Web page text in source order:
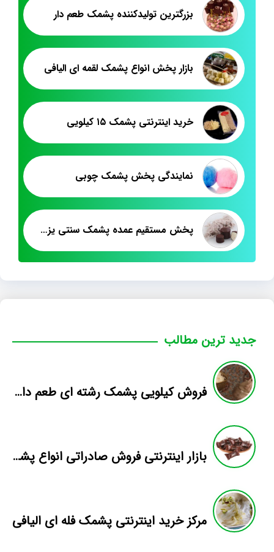
بزرگترین تولیدکننده پشمک طعم دار
بازار پخش انواع پشمک لقمه ای الیافی
خرید اینترنتی پشمک ۱۵ کیلویی
نمایندگی پخش پشمک چوبی
پخش مستقیم عمده پشمک سنتی یزدی
جدید ترین مطالب
فروش کیلویی پشمک رشته ای طعم دار میوه
بازار اینترنتی فروش صادراتی انواع پشمک الیافی/شکلاتی
مرکز خرید اینترنتی پشمک فله ای الیافی